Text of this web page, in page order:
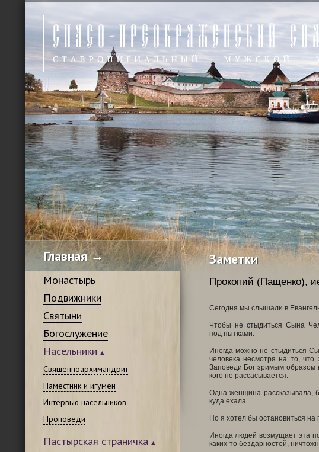
Главная →
Монастырь
Подвижники
Святыни
Богослужение
Насельники
Священноархимандрит
Наместник и игумен
Интервью насельников
Проповеди
Пастырская страничка
Заметки
Прокопий (Пащенко),
Сегодня мы слышали в
Чтобы не стыдиться Сына
под пытками.
Иногда можно не стыдиться
человека несмотря на то,
Заповеди Бог зримым образом
кого не рассасывается.
Одна женщина рассказывала,
куда ехала.
Но я хотел бы остановиться на
Иногда людей возмущает эта
каких-то бездарностей,